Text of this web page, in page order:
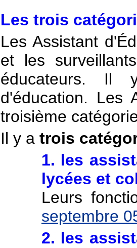
Les trois
Les Assistant
et les
éducateurs. Il
d'éducation. Les
troisième
Il y a trois
1. les
lycées et
Leurs
septembre
2. les